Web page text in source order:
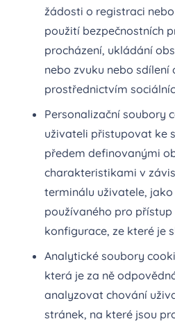
žádosti o registraci
použití bezpečnostních
procházení, ukládání
nebo zvuku nebo sdílení
prostřednictvím
Personalizační soubory
uživateli přistupovat ke
předem definovanými
charakteristikami v
terminálu uživatele,
používaného pro
konfigurace, ze které je
Analytické soubory
která je za ně
analyzovat chování
stránek, na které jsou